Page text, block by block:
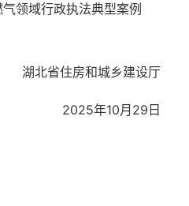
气领域行政执法典型案例
湖北省住房和城乡建设厅
2025年10月 29 日